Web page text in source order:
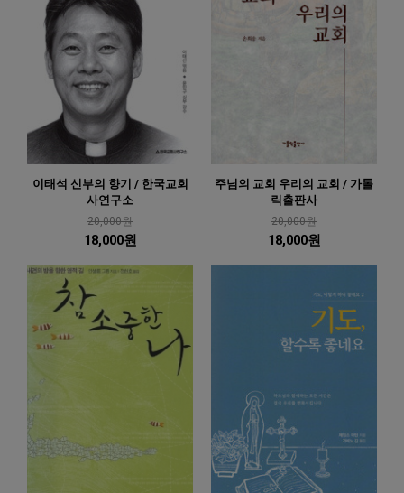
이태석 신부의 향기 / 한국교회
사연구소
20,000원
18,000원
주님의 교회 우리의 교회 / 가톨
릭출판사
20,000원
18,000원